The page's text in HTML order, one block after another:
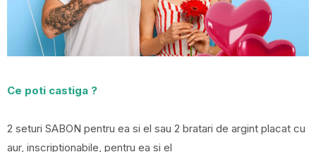
Ce poti castiga ?
2 seturi SABON pentru ea si el sau 2 bratari de argint placat cu
aur, inscriptionabile, pentru ea si el